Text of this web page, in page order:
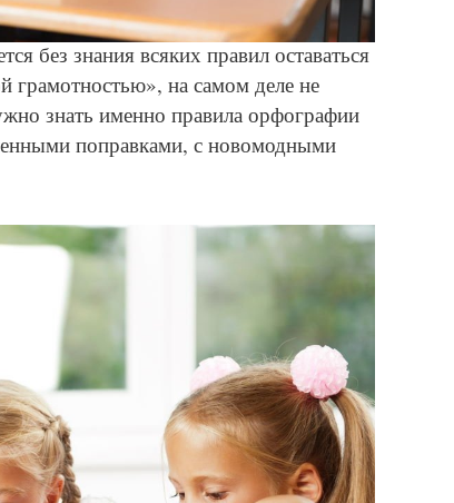
без знания всяких правил оставаться
грамотностью», на самом деле не
знать именно правила орфографии
поправками, с новомодными